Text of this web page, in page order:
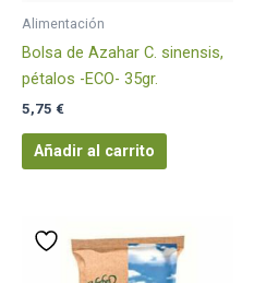
Alimentación
Bolsa de Azahar C. sinensis,
pétalos -ECO- 35gr.
5,75 €
Añadir al carrito